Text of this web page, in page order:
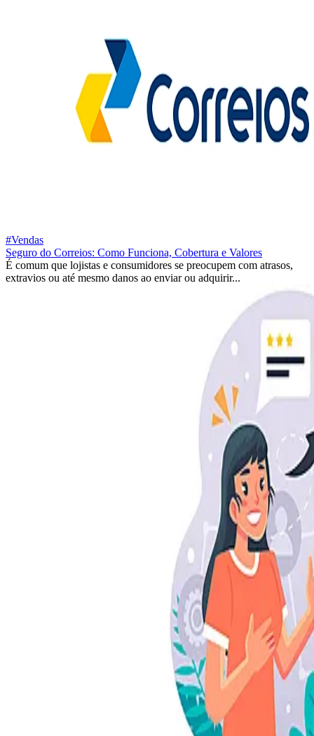
#Vendas
Seguro do Correios: Como Funciona, Cobertura e Valores
É comum que lojistas e consumidores se preocupem com atrasos,
extravios ou até mesmo danos ao enviar ou adquirir...